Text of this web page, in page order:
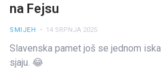
na Fejsu
SMIJEH • 14 SRPNJA 2025
Slavenska pamet još se jednom
sjaju. 😂